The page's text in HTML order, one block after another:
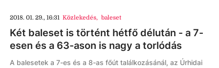
2018. 01. 29., 16:31 Közlekedés, baleset
Két baleset is történt hétfő délután - a 7-
esen és a 63-ason is nagy a torlódás
A balesetek a 7-es és a 8-as főút találkozásánál, az Úrhidai